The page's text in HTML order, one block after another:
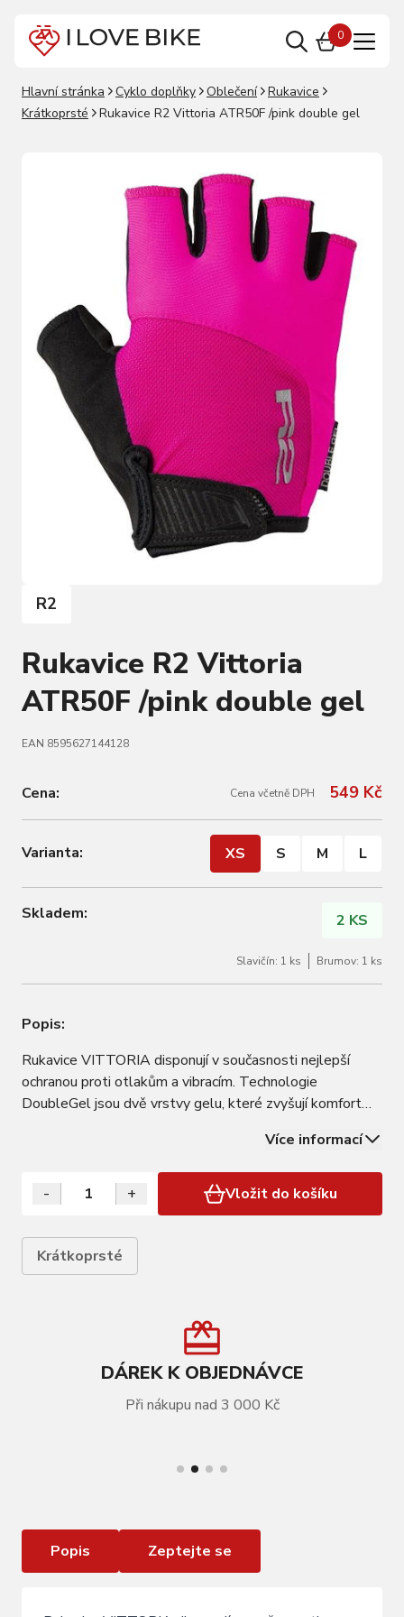
0
Hlavní stránka Cyklo doplňky Oblečení
Rukavice
Krátkoprsté
Rukavice R2 Vittoria ATR50F /pink double gel
R2
Rukavice R2 Vittoria
ATR50F /pink double gel
EAN 8595627144128
Cena: Cena včetně DPH 549 Kč
Varianta: XS S M L
Skladem: 2 KS
Slavičín: 1 ks Brumov: 1 ks
Popis:
Rukavice VITTORIA disponují v současnosti nejlepší
ochranou proti otlakům a vibracím. Technologie
DoubleGel jsou dvě vrstvy gelu, které zvyšují komfort
Více informací
- + Vložit do košíku
Krátkoprsté
DÁREK K OBJEDNÁVCE
Při nákupu nad 3 000 Kč
Popis Zeptejte se